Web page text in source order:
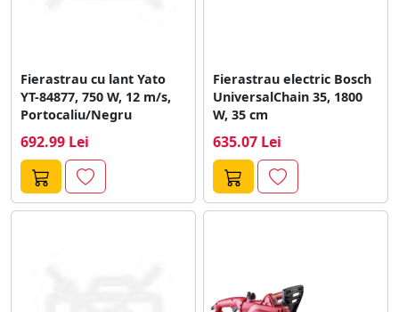
Fierastrau cu lant Yato
YT-84877, 750 W, 12 m/s,
Portocaliu/Negru
692.99 Lei
Fierastrau electric Bosch
UniversalChain 35, 1800
W, 35 cm
635.07 Lei